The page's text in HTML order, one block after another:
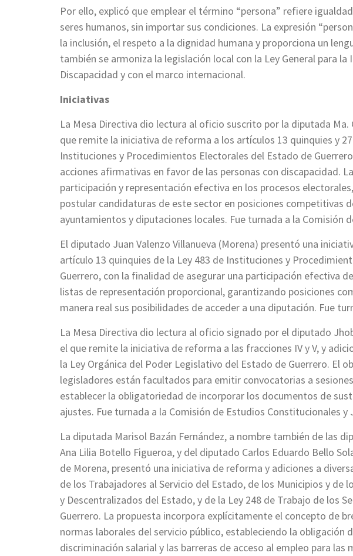
Por ello, explicó que emplear el término “persona” refiere
seres humanos, sin importar sus condiciones. La expresión
la inclusión, el respeto a la dignidad humana y proporciona un
también se armoniza la legislación local con la Ley General para la
Discapacidad y con el marco internacional.
Iniciativas
La Mesa Directiva dio lectura al oficio suscrito por la diputada
que remite la iniciativa de reforma a los artículos 13 quinquies y
Instituciones y Procedimientos Electorales del Estado de
acciones afirmativas en favor de las personas con discapacidad.
participación y representación efectiva en los procesos
postular candidaturas de este sector en posiciones competitivas
ayuntamientos y diputaciones locales. Fue turnada a la Comisión
El diputado Juan Valenzo Villanueva (Morena) presentó una
artículo 13 quinquies de la Ley 483 de Instituciones y
Guerrero, con la finalidad de asegurar una participación efectiva
listas de representación proporcional, garantizando posiciones
manera real sus posibilidades de acceder a una diputación. Fue
La Mesa Directiva dio lectura al oficio signado por el diputado
el que remite la iniciativa de reforma a las fracciones IV y V, y
la Ley Orgánica del Poder Legislativo del Estado de Guerrero. El
legisladores están facultados para emitir convocatorias a
establecer la obligatoriedad de incorporar los documentos de
ajustes. Fue turnada a la Comisión de Estudios Constitucionales y
La diputada Marisol Bazán Fernández, a nombre también de las
Ana Lilia Botello Figueroa, y del diputado Carlos Eduardo Bello
de Morena, presentó una iniciativa de reforma y adiciones a
de los Trabajadores al Servicio del Estado, de los Municipios y de
y Descentralizados del Estado, y de la Ley 248 de Trabajo de los
Guerrero. La propuesta incorpora explícitamente el concepto de
normas laborales del servicio público, estableciendo la obligación
discriminación salarial y las barreras de acceso al empleo para las